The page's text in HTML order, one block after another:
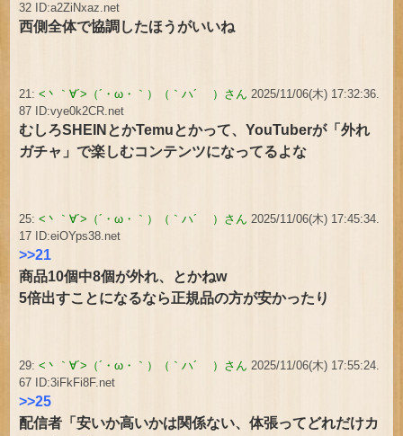
32 ID:a2ZiNxaz.net
西側全体で協調したほうがいいね
21:<丶｀∀´>（´・ω・｀）（｀ハ´ ）さん 2025/11/06(木) 17:32:36.
87 ID:vye0k2CR.net
むしろSHEINとかTemuとかって、YouTuberが「外れ
ガチャ」で楽しむコンテンツになってるよな
25:<丶｀∀´>（´・ω・｀）（｀ハ´ ）さん 2025/11/06(木) 17:45:34.
17 ID:eiOYps38.net
>>21
商品10個中8個が外れ、とかねw
5倍出すことになるなら正規品の方が安かったり
29:<丶｀∀´>（´・ω・｀）（｀ハ´ ）さん 2025/11/06(木) 17:55:24.
67 ID:3iFkFi8F.net
>>25
配信者「安いか高いかは関係ない、体張ってどれだけカ